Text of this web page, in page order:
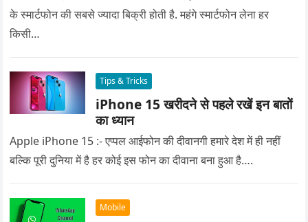
के स्मार्टफोन की सबसे ज्यादा बिक्री होती है. महंगे स्मार्टफोन लेना हर
किसी…
Tips & Tricks
iPhone 15 खरीदने से पहले रखें इन बातों
का ध्यान
Apple iPhone 15 :- एप्पल आईफोन की दीवानगी हमारे देश में ही नहीं
बल्कि पूरी दुनिया में है हर कोई इस फोन का दीवाना बना हुआ है….
Mobile